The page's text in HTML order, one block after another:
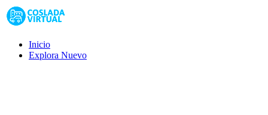
Inicio
Explora Nuevo